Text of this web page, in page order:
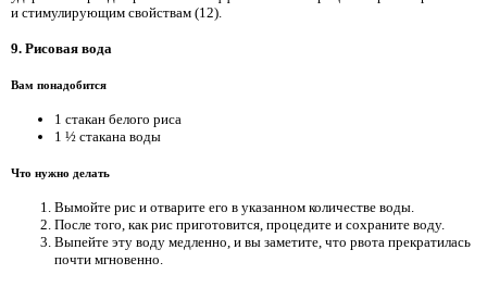
и стимулирующим свойствам (12).
9. Рисовая вода
Вам понадобится
1 стакан белого риса
1 ½ стакана воды
Что нужно делать
Вымойте рис и отварите его в указанном количестве воды.
После того, как рис приготовится, процедите и сохраните воду.
Выпейте эту воду медленно, и вы заметите, что рвота прекратилась
почти мгновенно.